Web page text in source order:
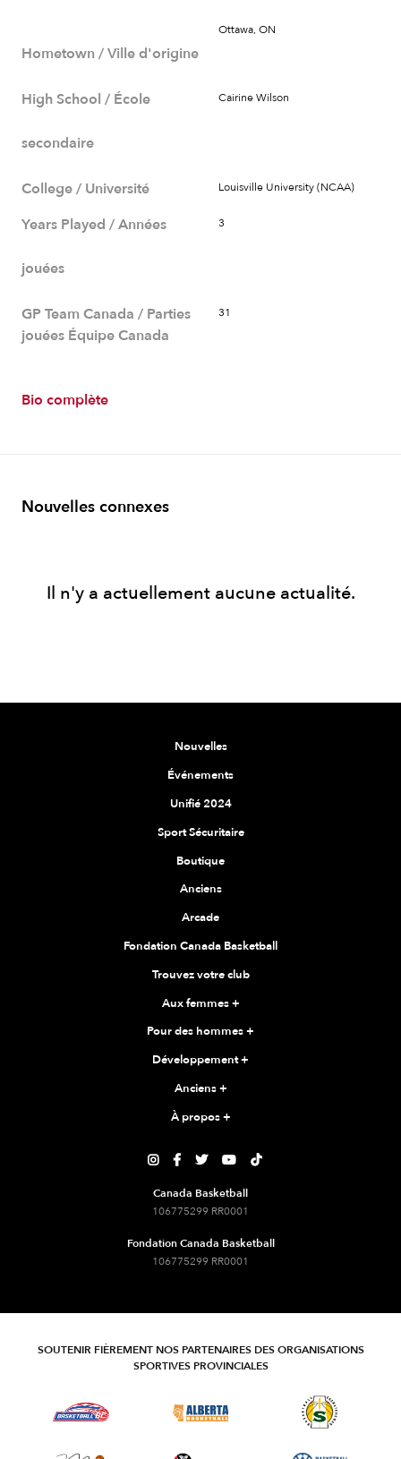
Hometown / Ville d'origine
Ottawa, ON
High School / École
secondaire
Cairine Wilson
College / Université Louisville University (NCAA)
Years Played / Années
jouées
3
GP Team Canada / Parties
jouées Équipe Canada
31
Bio complète
Nouvelles connexes
Il n'y a actuellement aucune actualité.
Nouvelles
Événements
Unifié 2024
Sport Sécuritaire
Boutique
Anciens
Arcade
Fondation Canada Basketball
Trouvez votre club
Aux femmes+
Pour des hommes+
Développement+
Anciens+
À propos+
    
Canada Basketball
106775299 RR0001
Fondation Canada Basketball
106775299 RR0001
SOUTENIR FIÈREMENT NOS PARTENAIRES DES ORGANISATIONS
SPORTIVES PROVINCIALES